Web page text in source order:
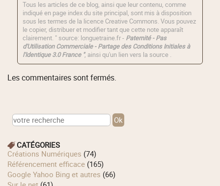
Tous les articles de ce blog, ainsi que leur contenu, comme
indiqué en page index du site principal, sont mis à disposition
sous les termes de la licence Creative Commons. Vous pouvez
le copier, distribuer et modifier tant que cette note apparaît
clairement. " source: longuetraine.fr - Paternité - Pas
d'Utilisation Commerciale - Partage des Conditions Initiales à
l'Identique 3.0 France ", ainsi qu'un lien vers la source .
Les commentaires sont fermés.
CATÉGORIES
Créations Numériques (74)
Référencement efficace (165)
Google Yahoo Bing et autres (66)